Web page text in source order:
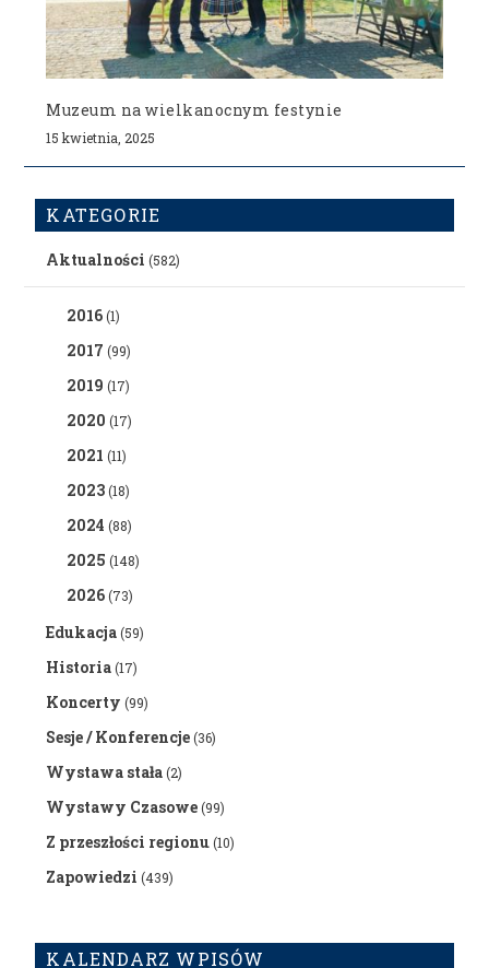
Muzeum na wielkanocnym festynie
15 kwietnia, 2025
KATEGORIE
Aktualności (582)
2016(1)
2017 (99)
2019 (17)
2020 (17)
2021 (11)
2023(18)
2024 (88)
2025 (148)
2026(73)
Edukacja(59)
Historia(17)
Koncerty (99)
Sesje / Konferencje(36)
Wystawa stała(2)
Wystawy Czasowe(99)
Z przeszłości regionu(10)
Zapowiedzi (439)
KALENDARZ WPISÓW